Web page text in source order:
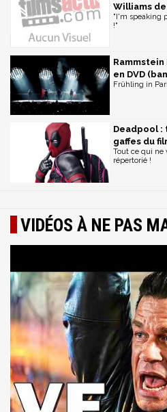
Williams
"I'm speaking
!"
Rammstein
en DVD
Frühling in
Deadpool
gaffes du
Tout ce qui ne
répertorié !
VIDÉOS À NE PAS